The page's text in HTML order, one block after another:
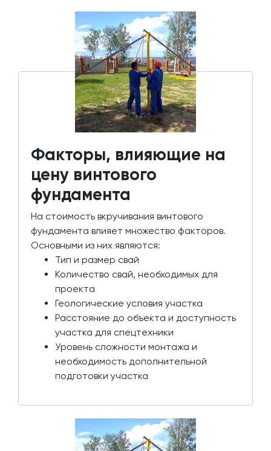
Факторы, влияющие на
цену винтового
фундамента
На стоимость вкручивания винтового
фундамента влияет множество факторов.
Основными из них являются:
Тип и размер свай
Количество свай, необходимых для
проекта
Геологические условия участка
Расстояние до объекта и доступность
участка для спецтехники
Уровень сложности монтажа и
необходимость дополнительной
подготовки участка